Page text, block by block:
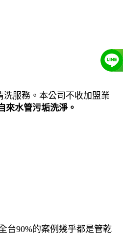
洗服務。本公司不收加盟業
來水管污垢洗淨。
台90%的案例幾乎都是管乾